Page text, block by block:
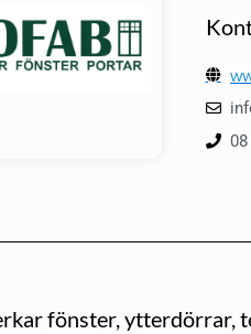
08
fönster, ytterdörrar,